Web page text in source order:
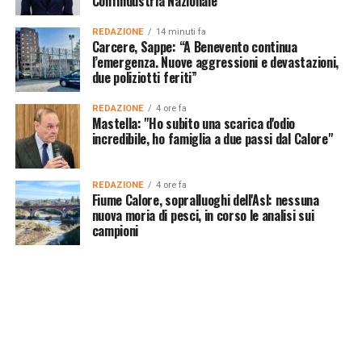
REDAZIONE 14 minuti fa
Carcere, Sappe: “A Benevento continua
l’emergenza. Nuove aggressioni e devastazioni,
due poliziotti feriti”
REDAZIONE 4 ore fa
Mastella: "Ho subito una scarica d'odio
incredibile, ho famiglia a due passi dal Calore"
REDAZIONE 4 ore fa
Fiume Calore, sopralluoghi dell'Asl: nessuna
nuova moria di pesci, in corso le analisi sui
campioni